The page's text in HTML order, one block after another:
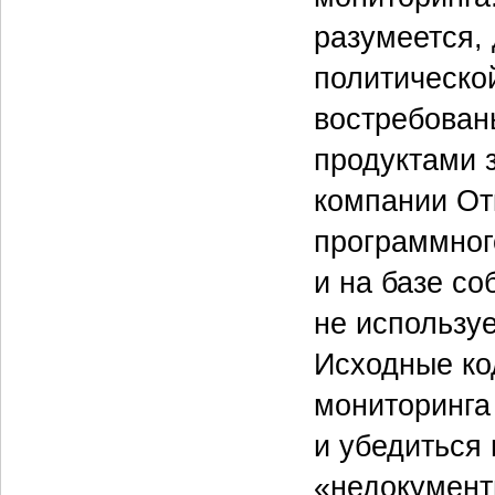
продуктами
компании
и на базе
не
Исходные
и